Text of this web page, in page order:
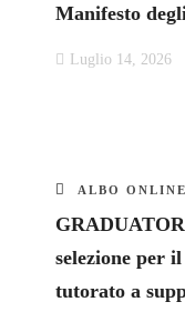
Manifesto
Luglio 14, 2026
ALBO ONLINE
selezione per
tutorato a